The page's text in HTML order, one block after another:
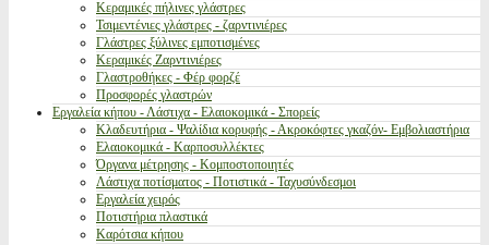
Κεραμικές πήλινες γλάστρες
Τσιμεντένιες γλάστρες - ζαρντινιέρες
Γλάστρες ξύλινες εμποτισμένες
Κεραμικές Ζαρντινιέρες
Γλαστροθήκες - Φέρ φορζέ
Προσφορές γλαστρών
Εργαλεία κήπου - Λάστιχα - Ελαιοκομικά - Σπορείς
Κλαδευτήρια - Ψαλίδια κορυφής - Ακροκόφτες γκαζόν- Εμβολιαστήρια
Ελαιοκομικά - Καρποσυλλέκτες
Όργανα μέτρησης - Κομποστοποιητές
Λάστιχα ποτίσματος - Ποτιστικά - Ταχυσύνδεσμοι
Εργαλεία χειρός
Ποτιστήρια πλαστικά
Καρότσια κήπου